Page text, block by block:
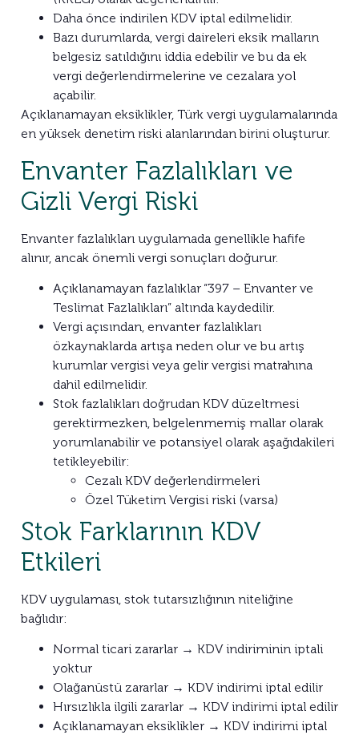
Daha önce indirilen KDV iptal edilmelidir.
Bazı durumlarda, vergi daireleri eksik malların
belgesiz satıldığını iddia edebilir ve bu da ek
vergi değerlendirmelerine ve cezalara yol
açabilir.
Açıklanamayan eksiklikler, Türk vergi uygulamalarında
en yüksek denetim riski alanlarından birini oluşturur.
Envanter Fazlalıkları ve
Gizli Vergi Riski
Envanter fazlalıkları uygulamada genellikle hafife
alınır, ancak önemli vergi sonuçları doğurur.
Açıklanamayan fazlalıklar “397 – Envanter ve
Teslimat Fazlalıkları” altında kaydedilir.
Vergi açısından, envanter fazlalıkları
özkaynaklarda artışa neden olur ve bu artış
kurumlar vergisi veya gelir vergisi matrahına
dahil edilmelidir.
Stok fazlalıkları doğrudan KDV düzeltmesi
gerektirmezken, belgelenmemiş mallar olarak
yorumlanabilir ve potansiyel olarak aşağıdakileri
tetikleyebilir:
Cezalı KDV değerlendirmeleri
Özel Tüketim Vergisi riski (varsa)
Stok Farklarının KDV
Etkileri
KDV uygulaması, stok tutarsızlığının niteliğine
bağlıdır:
Normal ticari zararlar → KDV indiriminin iptali
yoktur
Olağanüstü zararlar → KDV indirimi iptal edilir
Hırsızlıkla ilgili zararlar → KDV indirimi iptal edilir
Açıklanamayan eksiklikler → KDV indirimi iptal